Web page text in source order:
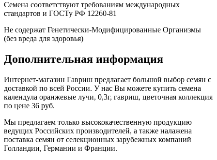
Семена соответствуют требованиям международных
стандартов и ГОСТу РФ 12260-81
Не содержат Генетически-Модифицированные Организмы
(без вреда для здоровья)
Дополнительная информация
Интернет-магазин Гавриш предлагает большой выбор семян с
доставкой по всей России. У нас Вы можете купить семена
календула оранжевые лучи, 0,3г, гавриш, цветочная коллекция
по цене 36 руб.
Мы предлагаем только высококачественную продукцию
ведущих Российских производителей, а также налажена
поставка семян от селекционных зарубежных компаний
Голландии, Германии и Франции.